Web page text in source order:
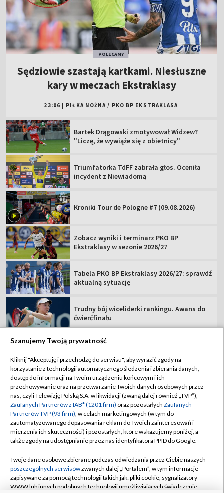
POLECAMY
Sędziowie szastają kartkami. Niesłuszne
kary w meczach Ekstraklasy
23:06 PIŁKA NOŻNA / PKO BP EKSTRAKLASA
Bartek Drągowski zmotywował Widzew?
"Liczę, że wywiąże się z obietnicy"
Triumfatorka TdFF zabrała głos. Oceniła
incydent z Niewiadomą
Kroniki Tour de Pologne #7 (09.08.2026)
Zobacz wyniki i terminarz PKO BP
Ekstraklasy w sezonie 2026/27
Tabela PKO BP Ekstraklasy 2026/27: sprawdź
aktualną sytuację
Trudny bój wiceliderki rankingu. Awans do
ćwierćfinału
TVP
Abonament TVP
Sklep TVP
Biuro Reklamy
Oferta Handlowa
Emisja w TVP
Rada Programowa
Regulamin TVP
Polityka prywatności
Moje zgody
Biuro reklamy
Kanały
Szanujemy Twoją prywatność
Kliknij "Akceptuję i przechodzę do serwisu", aby wyrazić zgody na
korzystanie z technologii automatycznego śledzenia i zbierania danych,
dostęp do informacji na Twoim urządzeniu końcowym i ich
przechowywanie oraz na przetwarzanie Twoich danych osobowych przez
nas, czyli Telewizję Polską S.A. w likwidacji (zwaną dalej również „TVP”),
Zaufanych Partnerów z IAB* (1201 firm) oraz pozostałych Zaufanych
Partnerów TVP (93 firm), w celach marketingowych (w tym do
zautomatyzowanego dopasowania reklam do Twoich zainteresowań i
mierzenia ich skuteczności) i pozostałych, które wskazujemy poniżej, a
także zgody na udostępnianie przez nas identyfikatora PPID do Google.
Twoje dane osobowe zbierane podczas odwiedzania przez Ciebie naszych
poszczególnych serwisówzwanych dalej „Portalem”, w tym informacje
zapisywane za pomocą technologii takich jak: pliki cookie, sygnalizatory
WWW lub innych podobnych technologii umożliwiających świadczenie